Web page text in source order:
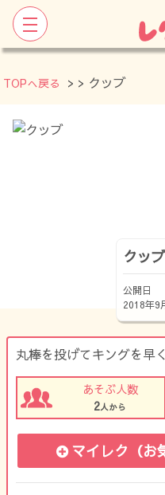
TOPへ戻る > > クッブ
クッブ
公開日
2018年9
丸棒を投げてキングを早
あそぶ人数
2人から
マイレク（お